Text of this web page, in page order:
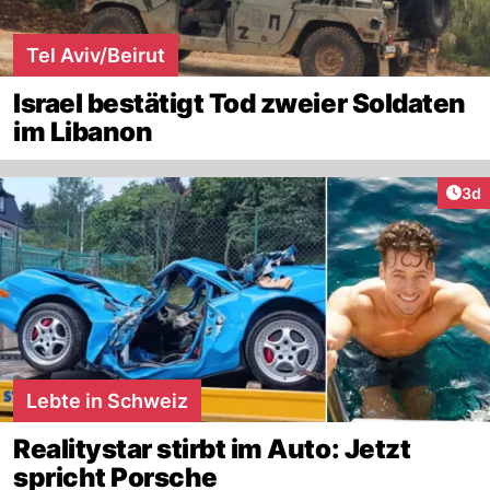
Tel Aviv/Beirut
Israel bestätigt Tod zweier Soldaten
im Libanon
3d
Lebte in Schweiz
Realitystar stirbt im Auto: Jetzt
spricht Porsche